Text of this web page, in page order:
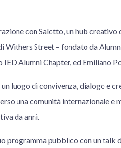
con Salotto, un hub
Withers Street – fondato da
IED Alumni Chapter, ed Emiliano
luogo di convivenza, dialogo e
una comunità internazionale e
da anni.
programma pubblico con un talk